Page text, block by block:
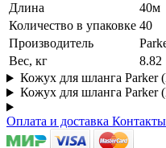
Длина
40м
Количество в упаковке 40
Производитель
Вес, кг
8.82
Кожух для шланга Parker
Кожух для шланга Parker
Оплата и доставка Контакты